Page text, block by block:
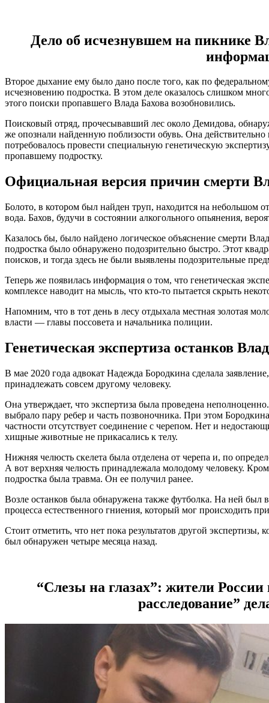
Дело об исчезнувшем на пикнике
Второе дыхание ему было дано после того, как по
исчезновению подростка. В этом деле оказалось слишком
этого поиски пропавшего Влада Бахова возобновились.
Поисковый отряд, прочесывавший лес около Демидова,
же опознали найденную поблизости обувь. Она
потребовалось провести специальную генетическую
пропавшему подростку.
Официальная версия причин смерти
Болото, в котором был найден труп, находится на небольшом
вода. Бахов, будучи в состоянии алкогольного опьянения,
Казалось бы, было найдено логическое объяснение смерти
подростка было обнаружено подозрительно быстро. Этот
поисков, и тогда здесь не были выявлены подозрительные
Теперь же появилась информация о том, что генетическая
комплексе наводит на мысль, что кто-то пытается скрыть
Напомним, что в тот день в лесу отдыхала местная золотая
власти — главы поссовета и начальника полиции.
Генетическая экспертиза останков
В мае 2020 года адвокат Надежда Бородкина сделала
принадлежать совсем другому человеку.
Она утверждает, что экспертиза была проведена
выбрало пару ребер и часть позвоночника. При этом
частности отсутствует соединение с черепом. Нет и
хищные животные не прикасались к телу.
Нижняя челюсть скелета была отделена от черепа и, по
А вот верхняя челюсть принадлежала молодому человеку.
подростка была травма. Он ее получил ранее.
Возле останков была обнаружена также футболка. На ней был
процесса естественного гниения, который мог происходить
Стоит отметить, что нет пока результатов другой
был обнаружен четыре месяца назад.
“Слезы на глазах”: жители
расследование”